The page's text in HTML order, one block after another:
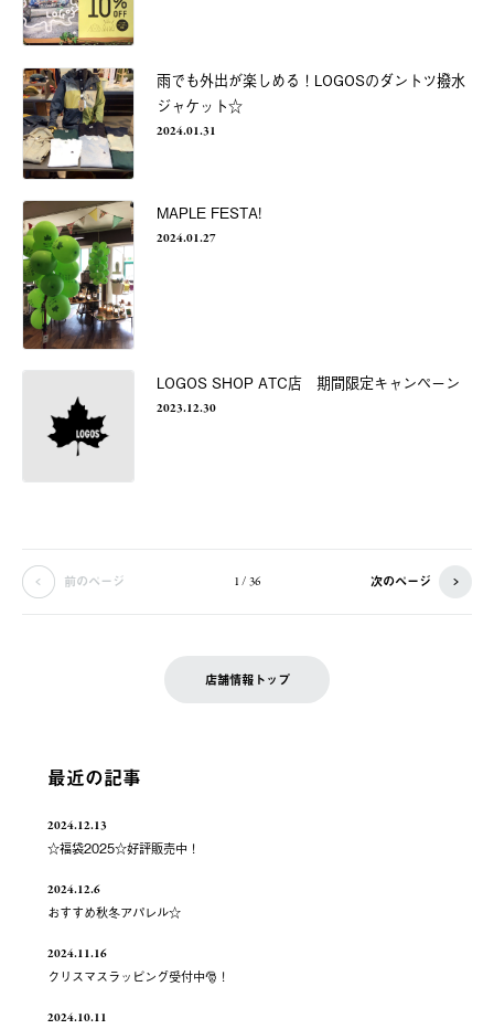
雨でも外出が楽しめる！LOGOSのダントツ撥水
ジャケット☆
2024.01.31
MAPLE FESTA!
2024.01.27
LOGOS SHOP ATC店 期間限定キャンペーン
2023.12.30
前のページ 1 / 36 次のページ
店舗情報トップ
最近の記事
2024.12.13
☆福袋2025☆好評販売中！
2024.12.6
おすすめ秋冬アパレル☆
2024.11.16
クリスマスラッピング受付中🎅！
2024.10.11